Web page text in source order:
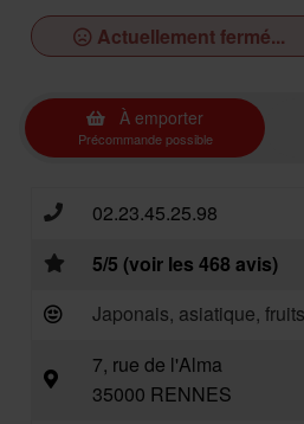
Actuellement fermé...
À emporter
Précommande possible
02.23.45.25.98
5/5 (voir les 468 avis)
Japonais, asiatique,
7, rue de l'Alma
35000 RENNES